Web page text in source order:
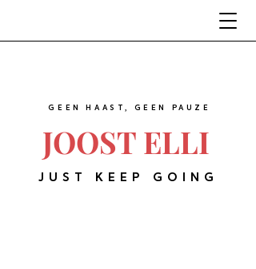
JOOST ELLI
GEEN HAAST, GEEN PAUZE
JUST KEEP GOING